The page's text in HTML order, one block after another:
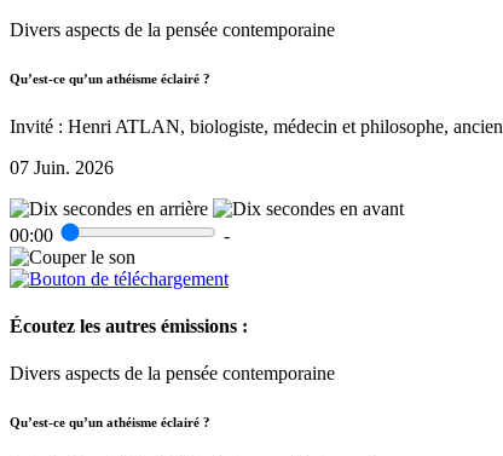
Divers aspects de la pensée contemporaine
Qu’est-ce qu’un athéisme éclairé ?
Invité : Henri ATLAN, biologiste, médecin et philosophe,
07 Juin. 2026
00:00 -
Écoutez les autres émissions :
Divers aspects de la pensée contemporaine
Qu’est-ce qu’un athéisme éclairé ?